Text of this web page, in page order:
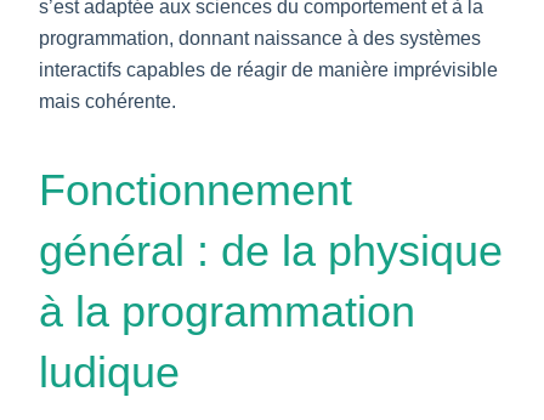
s’est adaptée aux sciences du comportement et à la
programmation, donnant naissance à des systèmes
interactifs capables de réagir de manière imprévisible
mais cohérente.
Fonctionnement
général : de la physique
à la programmation
ludique